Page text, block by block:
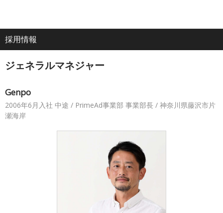
All
About
ホーム
企業情報
IR・投資家情報
ジェネラルマネジャー
Genpo
2006年6月入社 中途 / PrimeAd事業部 事業部長 / 神奈川県藤沢市片
瀬海岸
採用情報